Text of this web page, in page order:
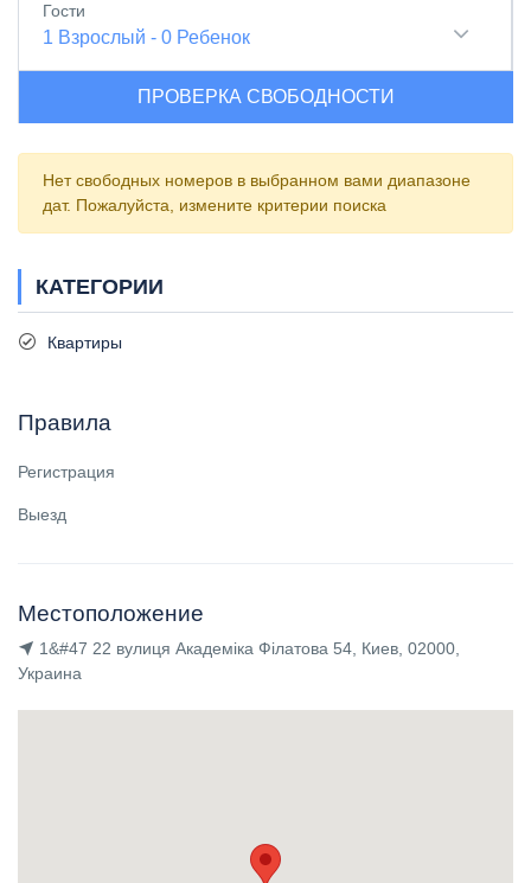
Гости
1 Взрослый - 0 Ребенок
ПРОВЕРКА СВОБОДНОСТИ
Нет свободных номеров в выбранном вами диапазоне
дат. Пожалуйста, измените критерии поиска
КАТЕГОРИИ
Квартиры
Правила
Регистрация
Выезд
Местоположение
1&#47 22 вулиця Академіка Філатова 54, Киев, 02000,
Украина